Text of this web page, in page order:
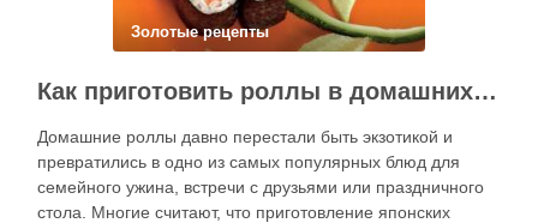
Золотые рецепты
Как приготовить роллы в домашних условиях?
Домашние роллы давно перестали быть экзотикой и
превратились в одно из самых популярных блюд для
семейного ужина, встречи с друзьями или праздничного
стола. Многие считают, что приготовление японских